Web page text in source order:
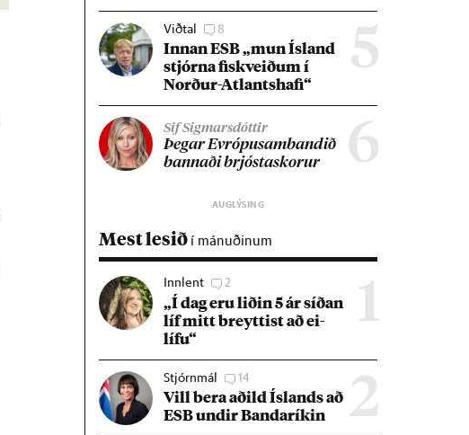
5
Viðtal 8
Inn­an ESB „mun Ís­land
stjórna fisk­veið­um í
Norð­ur-Atlants­hafi“
6
Sif Sigmarsdóttir
Þeg­ar Evr­ópu­sam­band­ið
bann­aði brjósta­skor­ur
Mest lesið í mánuðinum
1
Innlent 2
„Í dag eru lið­in 5 ár síð­an
líf mitt breytt­ist að ei­
lífu“
2
Stjórnmál 14
Vill bera að­ild Ís­lands að
ESB und­ir Banda­rík­in